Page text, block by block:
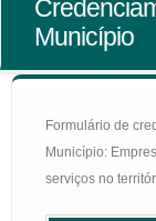
Município
Formulário de
Município:
serviços no